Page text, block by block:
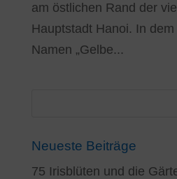
am östlichen Rand der
Hauptstadt Hanoi. In
Namen „Gelbe...
Neueste Beiträge
75 Irisblüten und die